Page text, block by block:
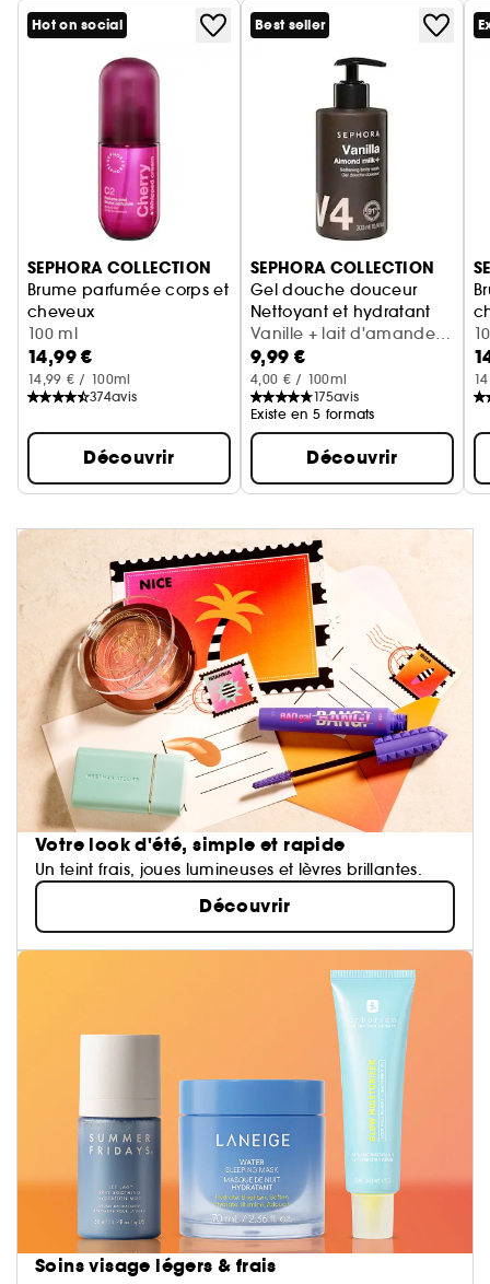
Ignorer le carrousel produits
Hot on social
SEPHORA COLLECTION
Brume parfumée corps et
cheveux
Cerise + crème fouettée
100 ml
14,99 €
14,99 € / 100ml
374avis
Découvrir
Best seller
SEPHORA COLLECTION
Gel douche douceur
Nettoyant et hydratant
Vanille + lait d'amande
(300 ml)
9,99 €
4,00 € / 100ml
175avis
Existe en 5 formats
Découvrir
Votre look d'été, simple et rapide
Un teint frais, joues lumineuses et lèvres brillantes.
Découvrir
Soins visage légers & frais